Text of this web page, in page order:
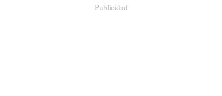
Publicidad